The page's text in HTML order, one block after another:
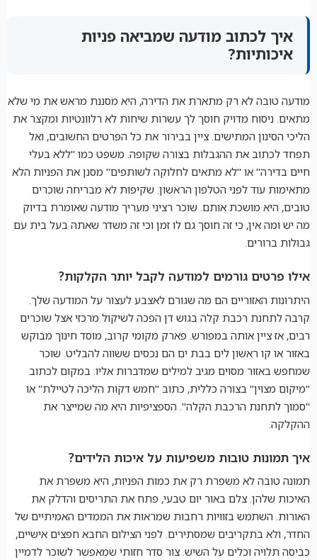
איך לכתוב מודעה שמביאה פניות
איכותיות?
מודעה טובה לא רק מתארת את הדירה, היא מסננת מראש את מי שלא
מתאים. ניסוח מדויק חוסך לך עשרות שיחות לא רלוונטיות ומקצר את
הליכי הסינון המתישים. ציין בבירור את כל הפרטים החשובים, ואל
תפחד לכתוב את ההגבלות בצורה שקופה. משפט כמו "ללא בעלי
חיים בדירה" או "לא מתאים לחלוקה לשותפים" מסנן את הפניות הלא
מתאימות עוד לפני הטלפון הראשון. שקיפות לא מבריחה שוכרים
טובים, היא מושכת אותם. שוכר רציני מעריך מודעה שאומרת בדיוק
מה יש ומה אין, כי זה חוסך גם לו זמן וכי זה משדר שאתה בעל בית עם
גבולות ברורים.
אילו פרטים גורמים למודעה לקבל יותר הקלקות?
היתרונות האזוריים הם מה שגורם לאצבע לעצור על המודעה שלך.
קרבה לתחנת רכבת קלה בגוש דן הפכה לשיקול מרכזי אצל שוכרים
רבים, אז ציין אותה במפורש. פארק מקומי קרוב, מוסד חינוך מבוקש
באזור או קו ראשון לים בבת ים הם נכסים ששווה להבליט. שוכר
שמחפש באזור מסוים מגיב למילים שמדברות אליו. במקום לכתוב
"מיקום מצוין" בצורה כללית, כתוב "חמש דקות הליכה לטיילת" או
"סמוך לתחנת הרכבת הקלה". הספציפיות היא מה שמייצר את
ההקלקה.
איך תמונות טובות משפיעות על איכות הלידים?
תמונה טובה לא משפרת רק את כמות הפניות, היא משפרת את
האיכות שלהן. צלם באור יום טבעי, פתח את התריסים והדלק את
האורות. השתמש בזוויות רחבות שמראות את הממדים האמיתיים של
החדר, ולא בתקריבים שמסתירים. לפני הצילום החבא חפצים אישיים,
כביסה תלויה וכלים על השיש. צור סדר חזותי שמאפשר לשוכר לדמיין